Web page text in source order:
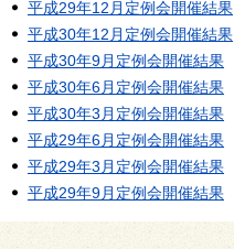
平成29年12月定例会開催結果
平成30年12月定例会開催結果
平成30年9月定例会開催結果
平成30年6月定例会開催結果
平成30年3月定例会開催結果
平成29年6月定例会開催結果
平成29年3月定例会開催結果
平成29年9月定例会開催結果